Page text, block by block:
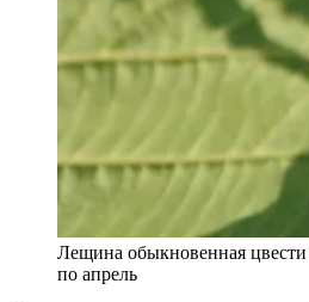
Лещина обыкновенная цвести
по апрель